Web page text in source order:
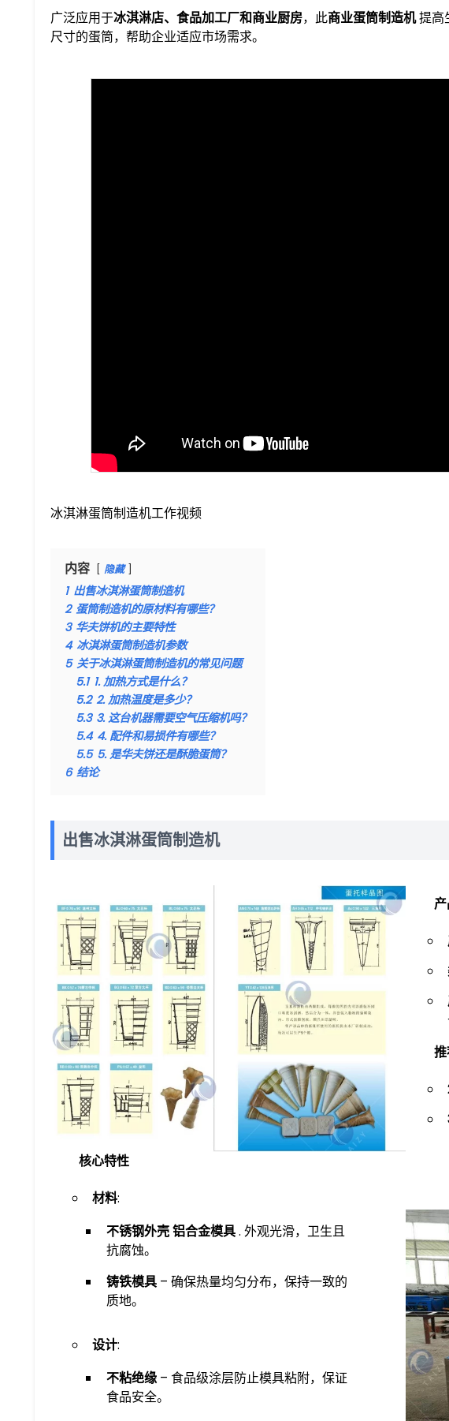
广泛应用于冰淇淋店、食品加工厂和商业厨房，此商业蛋筒制造机提高
尺寸的蛋筒，帮助企业适应市场需求。
冰淇淋蛋筒制造机工作视频
内容 隐藏
1 出售冰淇淋蛋筒制造机
2 蛋筒制造机的原材料有哪些？
3 华夫饼机的主要特性
4 冰淇淋蛋筒制造机参数
5 关于冰淇淋蛋筒制造机的常见问题
5.1 1. 加热方式是什么？
5.2 2. 加热温度是多少？
5.3 3. 这台机器需要空气压缩机吗？
5.4 4. 配件和易损件有哪些？
5.5 5. 是华夫饼还是酥脆蛋筒？
6 结论
出售冰淇淋蛋筒制造机
核心特性
材料:
不锈钢外壳​铝合金模具. 外观光滑，卫生且
抗腐蚀。
铸铁模具 – 确保热量均匀分布，保持一致的
质地。
设计:
不粘绝缘 – 食品级涂层防止模具粘附，保证
食品安全。